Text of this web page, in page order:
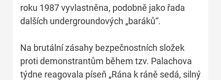
roku 1987 vyvlastněna, podobně jako řada
dalších undergroundových „baráků“.
Na brutální zásahy bezpečnostních složek
proti demonstrantům během tzv. Palachova
týdne reagovala píseň „Rána k ráně sedá, silný